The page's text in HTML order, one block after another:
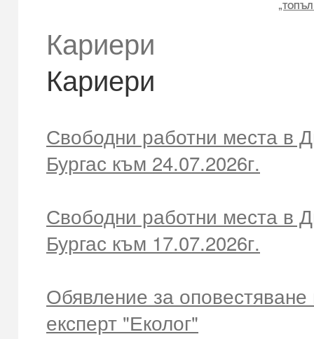
Кариери
Кариери
Свободни работни места в
Бургас към 24.07.2026г.
Свободни работни места в
Бургас към 17.07.2026г.
Обявление за
експерт "Еколог"